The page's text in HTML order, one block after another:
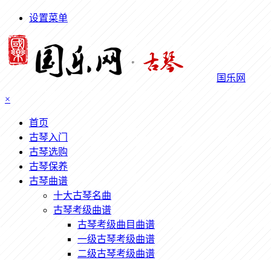
设置菜单
国乐网
×
首页
古琴入门
古琴选购
古琴保养
古琴曲谱
十大古琴名曲
古琴考级曲谱
古琴考级曲目曲谱
一级古琴考级曲谱
二级古琴考级曲谱